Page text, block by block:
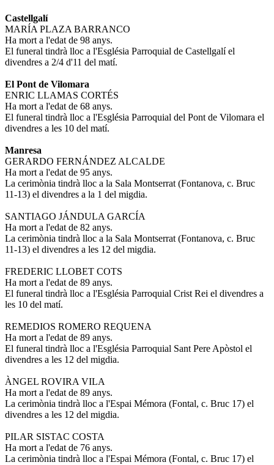
Castellgalí
MARÍA PLAZA BARRANCO
Ha mort a l'edat de 98 anys.
El funeral tindrà lloc a l'Església Parroquial de Castellgalí el
divendres a 2/4 d'11 del matí.
El Pont de Vilomara
ENRIC LLAMAS CORTÉS
Ha mort a l'edat de 68 anys.
El funeral tindrà lloc a l'Església Parroquial del Pont de Vilomara el
divendres a les 10 del matí.
Manresa
GERARDO FERNÁNDEZ ALCALDE
Ha mort a l'edat de 95 anys.
La cerimònia tindrà lloc a la Sala Montserrat (Fontanova, c. Bruc
11-13) el divendres a la 1 del migdia.
SANTIAGO JÁNDULA GARCÍA
Ha mort a l'edat de 82 anys.
La cerimònia tindrà lloc a la Sala Montserrat (Fontanova, c. Bruc
11-13) el divendres a les 12 del migdia.
FREDERIC LLOBET COTS
Ha mort a l'edat de 89 anys.
El funeral tindrà lloc a l'Església Parroquial Crist Rei el divendres a
les 10 del matí.
REMEDIOS ROMERO REQUENA
Ha mort a l'edat de 89 anys.
El funeral tindrà lloc a l'Església Parroquial Sant Pere Apòstol el
divendres a les 12 del migdia.
ÀNGEL ROVIRA VILA
Ha mort a l'edat de 89 anys.
La cerimònia tindrà lloc a l'Espai Mémora (Fontal, c. Bruc 17) el
divendres a les 12 del migdia.
PILAR SISTAC COSTA
Ha mort a l'edat de 76 anys.
La cerimònia tindrà lloc a l'Espai Mémora (Fontal, c. Bruc 17) el